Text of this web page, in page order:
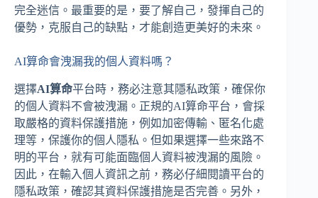
完全迷信。最重要的是，要了解自己，發揮自己的
優勢，克服自己的缺點，才能創造更美好的未來。
AI算命會洩漏我的個人資料嗎？
選擇AI算命平台時，務必注意其隱私政策，確保你
的個人資料不會被洩漏。正規的AI算命平台，會採
取嚴格的資料保護措施，例如加密傳輸、匿名化處
理等，保護你的個人隱私。但如果選擇一些來路不
明的平台，就有可能面臨個人資料被洩漏的風險。
因此，在輸入個人資訊之前，務必仔細閱讀平台的
隱私政策，確認其資料保護措施是否完善。另外，